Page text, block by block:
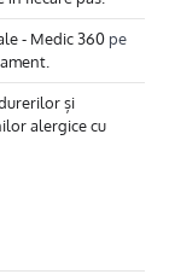
- Medic 360 pe
și
alergice cu